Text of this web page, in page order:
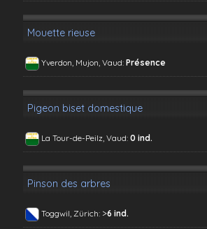
Mouette rieuse
Yverdon, Mujon, Vaud: Présence
Pigeon biset domestique
La Tour-de-Peilz, Vaud: 0 ind.
Pinson des arbres
Toggwil, Zürich: >6 ind.